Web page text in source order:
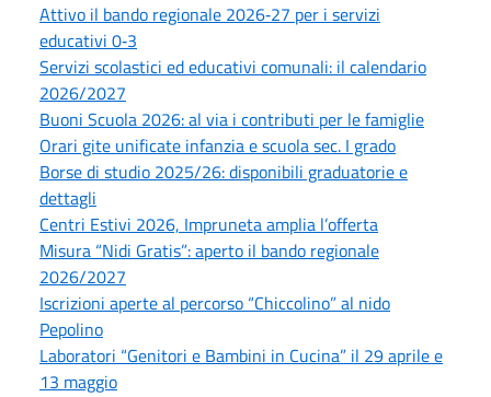
Attivo il bando regionale 2026‑27 per i servizi
educativi 0‑3
Servizi scolastici ed educativi comunali: il calendario
2026/2027
Buoni Scuola 2026: al via i contributi per le famiglie
Orari gite unificate infanzia e scuola sec. I grado
Borse di studio 2025/26: disponibili graduatorie e
dettagli
Centri Estivi 2026, Impruneta amplia l’offerta
Misura “Nidi Gratis”: aperto il bando regionale
2026/2027
Iscrizioni aperte al percorso “Chiccolino” al nido
Pepolino
Laboratori “Genitori e Bambini in Cucina” il 29 aprile e
13 maggio